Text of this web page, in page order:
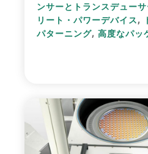
ンサーとトランスデューサ
リート・パワーデバイス,
パターニング, 高度なパッ